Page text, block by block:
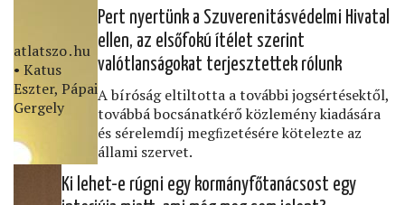
atlatszo․hu
• Katus
Eszter, Pápai
Gergely
Pert nyertünk a Szuverenitásvédelmi Hivatal
ellen, az elsőfokú ítélet szerint
valótlanságokat terjesztettek rólunk
A bíróság eltiltotta a további jogsértésektől,
továbbá bocsánatkérő közlemény kiadására
és sérelemdíj megﬁzetésére kötelezte az
állami szervet.
Ki lehet-e rúgni egy kormányfőtanácsost egy